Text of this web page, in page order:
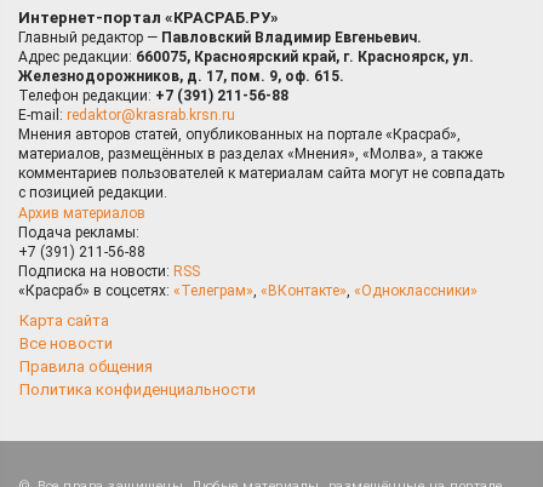
Интернет-портал «КРАСРАБ.РУ»
Главный редактор — Павловский Владимир Евгеньевич.
Адрес редакции: 660075, Красноярский край, г. Красноярск, ул.
Железнодорожников, д. 17, пом. 9, оф. 615.
Телефон редакции: +7 (391) 211-56-88
E-mail: redaktor@krasrab.krsn.ru
Мнения авторов статей, опубликованных на портале «Красраб»,
материалов, размещённых в разделах «Мнения», «Молва», а также
комментариев пользователей к материалам сайта могут не совпадать
с позицией редакции.
Архив материалов
Подача рекламы:
+7 (391) 211-56-88
Подписка на новости: RSS
«Красраб» в соцсетях: «Телеграм», «ВКонтакте», «Одноклассники»
Карта сайта
Все новости
Правила общения
Политика конфиденциальности